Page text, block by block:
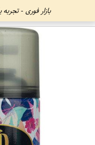
بازار فوری -